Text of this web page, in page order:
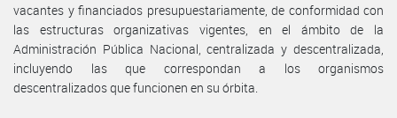
vacantes y financiados presupuestariamente, de conformidad con
las estructuras organizativas vigentes, en el ámbito de la
Administración Pública Nacional, centralizada y descentralizada,
incluyendo las que correspondan a los organismos
descentralizados que funcionen en su órbita.